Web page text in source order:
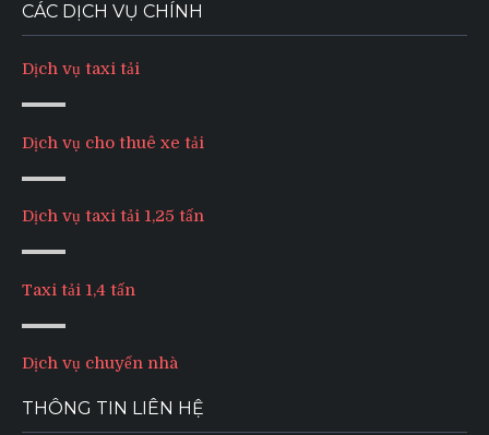
CÁC DỊCH VỤ CHÍNH
Dịch vụ taxi tải
Dịch vụ cho thuê xe tải
Dịch vụ taxi tải 1,25 tấn
Taxi tải 1,4 tấn
Dịch vụ chuyển nhà
THÔNG TIN LIÊN HỆ